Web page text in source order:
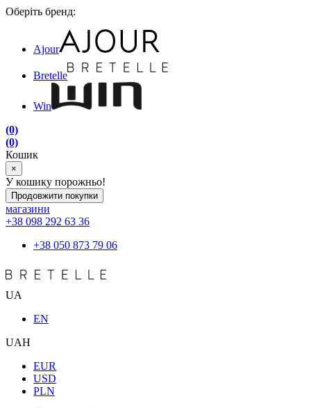
Оберіть бренд:
Ajour
Bretelle
Win
(0)
(0)
Кошик
×
У кошику порожньо!
Продовжити покупки
магазини
+38 098 292 63 36
+38 050 873 79 06
UA
EN
UAH
EUR
USD
PLN